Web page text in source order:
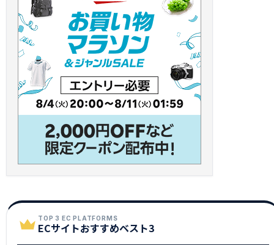
TOP 3 EC PLATFORMS
ECサイトおすすめベスト3